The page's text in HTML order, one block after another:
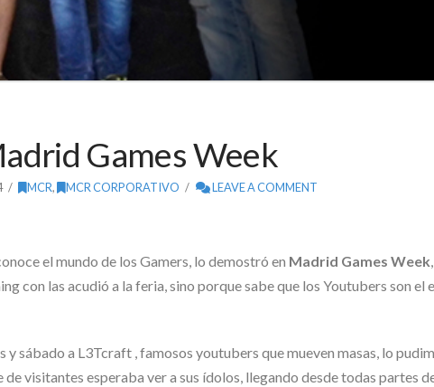
Games Week
MCR, MCR CORPORATIVO LEAVE A COMMENT
el mundo de los Gamers, lo demostró en Madrid Games Week
con las acudió a la feria, sino porque sabe que los Youtubers son
y sábado a L3Tcraft , famosos youtubers que mueven masas, lo
visitantes esperaba ver a sus ídolos, llegando desde todas partes